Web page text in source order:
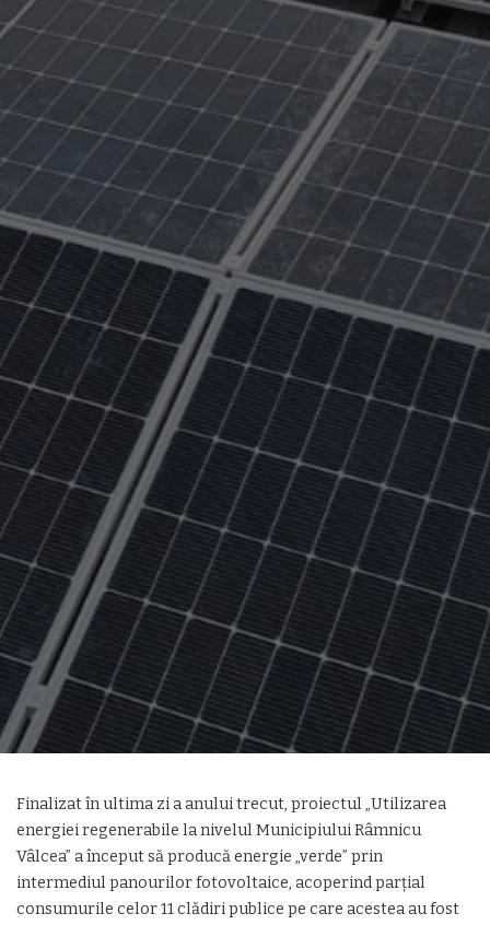
Finalizat în ultima zi a anului trecut, proiectul „Utilizarea
energiei regenerabile la nivelul Municipiului Râmnicu
Vâlcea” a început să producă energie „verde” prin
intermediul panourilor fotovoltaice, acoperind parțial
consumurile celor 11 clădiri publice pe care acestea au fost